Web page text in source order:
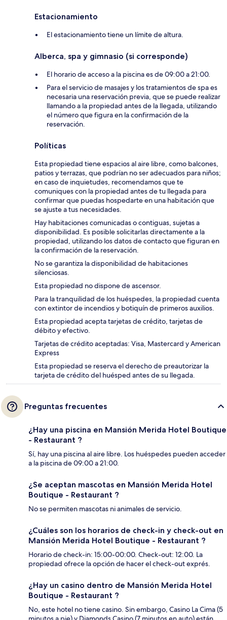
Estacionamiento
El estacionamiento tiene un límite de altura.
Alberca, spa y gimnasio (si corresponde)
El horario de acceso a la piscina es de 09:00 a 21:00.
Para el servicio de masajes y los tratamientos de spa es
necesaria una reservación previa, que se puede realizar
llamando a la propiedad antes de la llegada, utilizando
el número que figura en la confirmación de la
reservación.
Políticas
Esta propiedad tiene espacios al aire libre, como balcones,
patios y terrazas, que podrían no ser adecuados para niños;
en caso de inquietudes, recomendamos que te
comuniques con la propiedad antes de tu llegada para
confirmar que puedas hospedarte en una habitación que
se ajuste a tus necesidades.
Hay habitaciones comunicadas o contiguas, sujetas a
disponibilidad. Es posible solicitarlas directamente a la
propiedad, utilizando los datos de contacto que figuran en
la confirmación de la reservación.
No se garantiza la disponibilidad de habitaciones
silenciosas.
Esta propiedad no dispone de ascensor.
Para la tranquilidad de los huéspedes, la propiedad cuenta
con extintor de incendios y botiquín de primeros auxilios.
Esta propiedad acepta tarjetas de crédito, tarjetas de
débito y efectivo.
Tarjetas de crédito aceptadas: Visa, Mastercard y American
Express
Esta propiedad se reserva el derecho de preautorizar la
tarjeta de crédito del huésped antes de su llegada.
Preguntas frecuentes
¿Hay una piscina en Mansión Merida Hotel Boutique
- Restaurant ?
Sí, hay una piscina al aire libre. Los huéspedes pueden acceder
a la piscina de 09:00 a 21:00.
¿Se aceptan mascotas en Mansión Merida Hotel
Boutique - Restaurant ?
No se permiten mascotas ni animales de servicio.
¿Cuáles son los horarios de check-in y check-out en
Mansión Merida Hotel Boutique - Restaurant ?
Horario de check-in: 15:00-00:00. Check-out: 12:00. La
propiedad ofrece la opción de hacer el check-out exprés.
¿Hay un casino dentro de Mansión Merida Hotel
Boutique - Restaurant ?
No, este hotel no tiene casino. Sin embargo, Casino La Cima (5